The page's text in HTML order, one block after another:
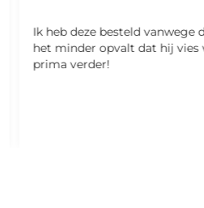
Ik heb deze besteld vanwege
het minder opvalt dat hij vies
prima verder!